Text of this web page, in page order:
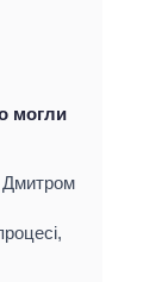
могли
Дмитром